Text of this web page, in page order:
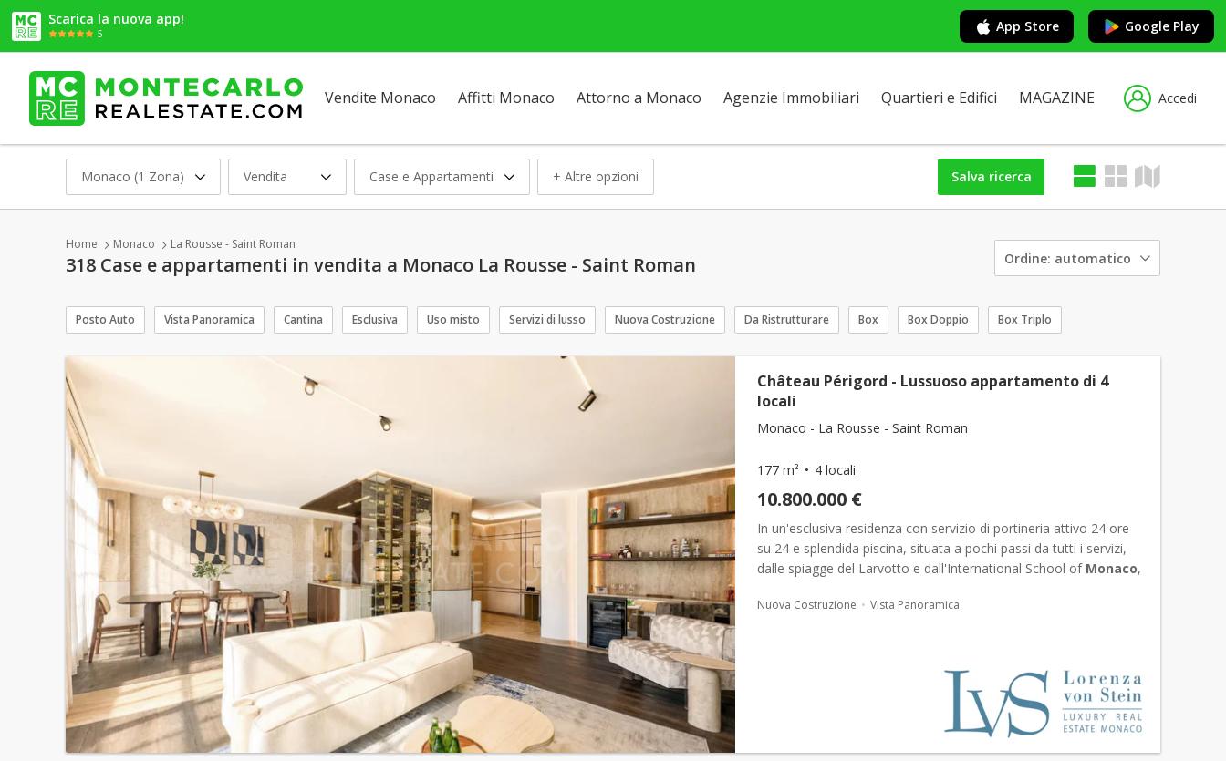
Scarica la nuova app!
5 App Store Google Play
Vendite Monaco Affitti Monaco Attorno a Monaco Agenzie Immobiliari Quartieri e Edifici MAGAZINE Accedi
Monaco (1 Zona) Vendita Case e Appartamenti + Altre opzioni
Ordine: automatico
Salva ricerca
Home Monaco La Rousse - Saint Roman
318 Case e appartamenti in vendita a Monaco La Rousse - Saint Roman
Posto Auto Vista Panoramica Cantina Esclusiva Uso misto Servizi di lusso Nuova Costruzione Da Ristrutturare Box Box Doppio Box Triplo
Château Périgord - Lussuoso appartamento di 4
locali
Monaco - La Rousse - Saint Roman
177 m² 4 locali
10.800.000 €
In un'esclusiva residenza con servizio di portineria attivo 24 ore
su 24 e splendida piscina, situata a pochi passi da tutti i servizi,
dalle spiagge del Larvotto e dall'International School of Monaco,
Nuova Costruzione Vista Panoramica